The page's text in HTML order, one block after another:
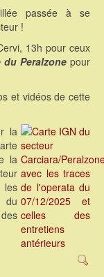
passée à se
!
13h pour ceux
du Peralzone pour
et vidéos de cette
la
la
les